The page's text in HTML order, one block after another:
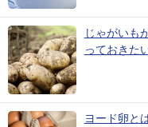
じゃがいも
っておきた
ヨード卵と